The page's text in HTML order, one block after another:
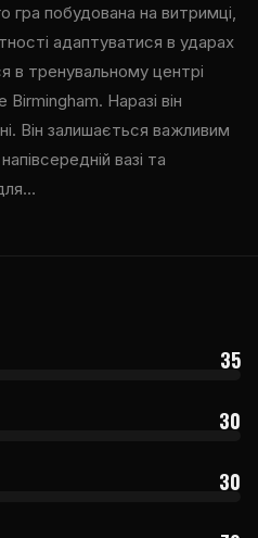
гра побудована на витримці,
адаптуватися в ударах
в тренувальному центрі
Наразі він
Він залишається важливим
вазі та
35
30
30